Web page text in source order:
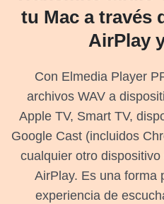
tu Mac a través
AirPlay
Con Elmedia Player
archivos WAV a
Apple TV, Smart TV,
Google Cast (incluidos
cualquier otro
AirPlay. Es una forma
experiencia de